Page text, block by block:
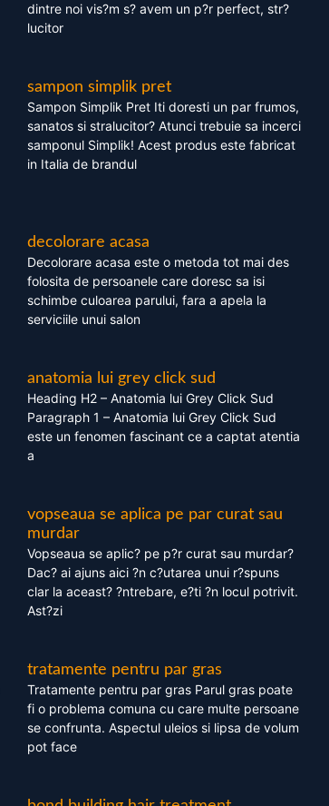
dintre noi vis?m s? avem un p?r perfect, str?
lucitor
sampon simplik pret
Sampon Simplik Pret Iti doresti un par frumos,
sanatos si stralucitor? Atunci trebuie sa incerci
samponul Simplik! Acest produs este fabricat
in Italia de brandul
decolorare acasa
Decolorare acasa este o metoda tot mai des
folosita de persoanele care doresc sa isi
schimbe culoarea parului, fara a apela la
serviciile unui salon
anatomia lui grey click sud
Heading H2 – Anatomia lui Grey Click Sud
Paragraph 1 – Anatomia lui Grey Click Sud
este un fenomen fascinant ce a captat atentia
a
vopseaua se aplica pe par curat sau
murdar
Vopseaua se aplic? pe p?r curat sau murdar?
Dac? ai ajuns aici ?n c?utarea unui r?spuns
clar la aceast? ?ntrebare, e?ti ?n locul potrivit.
Ast?zi
tratamente pentru par gras
Tratamente pentru par gras Parul gras poate
fi o problema comuna cu care multe persoane
se confrunta. Aspectul uleios si lipsa de volum
pot face